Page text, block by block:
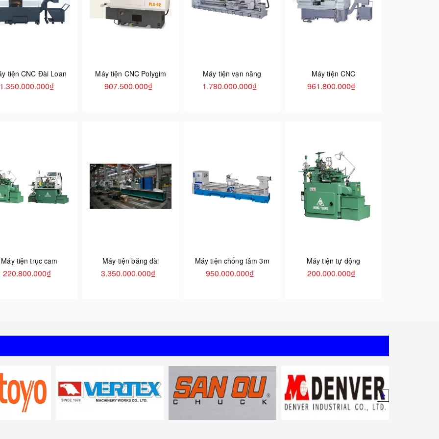
tiện CNC Đài Loan
1.350.000.000₫
Máy tiện CNC Polygim
907.500.000₫
Máy tiện vạn năng
1.780.000.000₫
Máy tiện CNC
961.800.000₫
Máy tiện trục cam
220.800.000₫
Máy tiện băng dài
3.350.000.000₫
Máy tiện chống tâm 3m
950.000.000₫
Máy tiện tự động
200.000.000₫